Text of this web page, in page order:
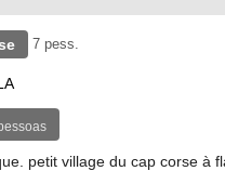
7 pess.
petit village du cap corse à